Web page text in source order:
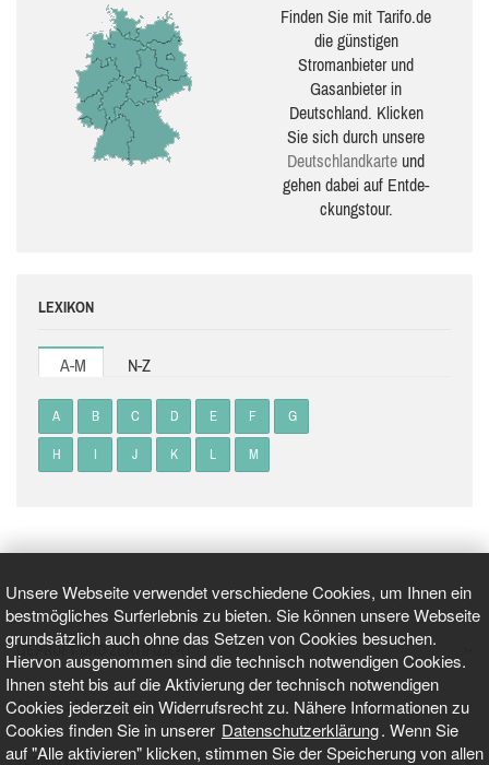
Unsere Webseite verwendet verschiedene Cookies, um Ihnen ein
bestmögliches Surferlebnis zu bieten. Sie können unsere Webseite
grundsätzlich auch ohne das Setzen von Cookies besuchen.
Hiervon ausgenommen sind die technisch notwendigen Cookies.
Ihnen steht bis auf die Aktivierung der technisch notwendigen
Cookies jederzeit ein Widerrufsrecht zu. Nähere Informationen zu
Cookies finden Sie in unserer Datenschutzerklärung. Wenn Sie
auf "Alle aktivieren" klicken, stimmen Sie der Speicherung von allen
Finden Sie mit Tarifo.de
die güns­ti­gen
Stromanbieter und
Gasanbieter in
Deutschland. Klicken
Sie sich durch unsere
Deutsch­land­karte und
gehen dabei auf Ent­de­
ckungs­tour.
LEXIKON
A-M N-Z
A B C D E F G
H I J K L M
GEPRÜFT UND ZERTIFIZIERT
AKTUELLE NACHRICHTEN